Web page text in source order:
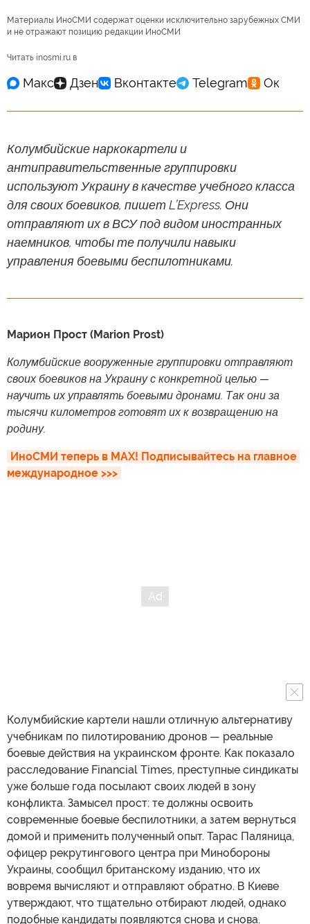
Материалы ИноСМИ содержат оценки исключительно зарубежных СМИ
и не отражают позицию редакции ИноСМИ
Читать inosmi.ru в
Колумбийские наркокартели и
антиправительственные группировки
используют Украину в качестве учебного класса
для своих боевиков, пишет L’Express. Они
отправляют их в ВСУ под видом иностранных
наемников, чтобы те получили навыки
управления боевыми беспилотниками.
Марион Прост (Marion Prost)
Колумбийские вооруженные группировки отправляют
своих боевиков на Украину с конкретной целью —
научить их управлять боевыми дронами. Так они за
тысячи километров готовят их к возвращению на
родину.
ИноСМИ теперь в MAX! Подписывайтесь на главное
международное >>>
Колумбийские картели нашли отличную альтернативу
учебникам по пилотированию дронов — реальные
боевые действия на украинском фронте. Как показало
расследование Financial Times, преступные синдикаты
уже больше года посылают своих людей в зону
конфликта. Замысел прост: те должны освоить
современные боевые беспилотники, а затем вернуться
домой и применить полученный опыт. Тарас Паляница,
офицер рекрутингового центра при Минобороны
Украины, сообщил британскому изданию, что их
вовремя вычисляют и отправляют обратно. В Киеве
утверждают, что тщательно отбирают людей, однако
подобные кандидаты появляются снова и снова.